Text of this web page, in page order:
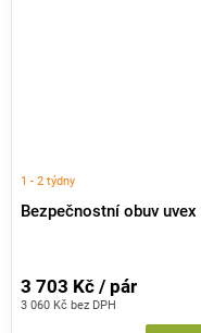
Bezpečnostní obuv
1 - 2 týdny
3 060 Kč bez DPH
3 703 Kč / pár